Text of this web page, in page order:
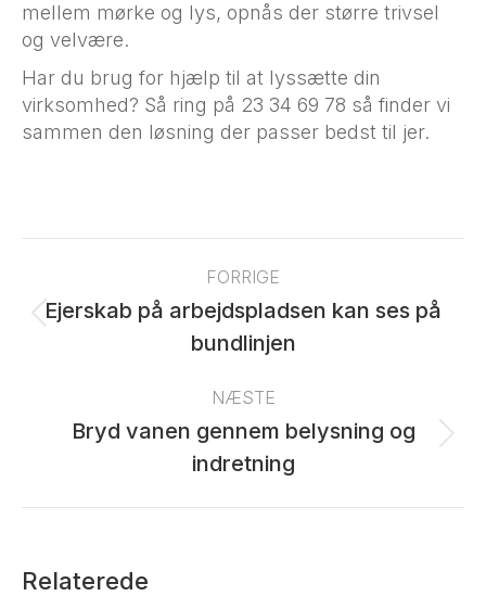
mellem mørke og lys, opnås der større trivsel
og velvære.
Har du brug for hjælp til at lyssætte din
virksomhed? Så ring på 23 34 69 78 så finder vi
sammen den løsning der passer bedst til jer.
FORRIGE
Previous
post:
Ejerskab på arbejdspladsen kan ses på
bundlinjen
NÆSTE
Next
post:
Bryd vanen gennem belysning og
indretning
Relaterede